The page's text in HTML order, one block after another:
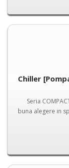
Chiller
Seria
buna alegere in